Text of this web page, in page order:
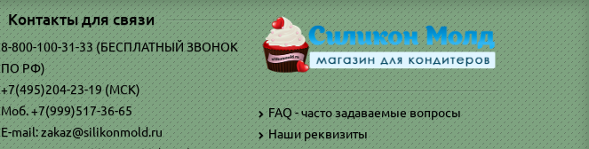
Контакты для связи
8-800-100-31-33 (БЕСПЛАТНЫЙ ЗВОНОК
ПО РФ)
+7(495)204-23-19 (МСК)
Моб. +7(999)517-36-65
E-mail: zakaz@silikonmold.ru
FAQ - часто задаваемые вопросы
Наши реквизиты